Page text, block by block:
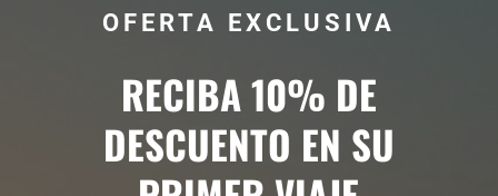
OFERTA EXCLUSIVA
RECIBA 10% DE
DESCUENTO EN SU